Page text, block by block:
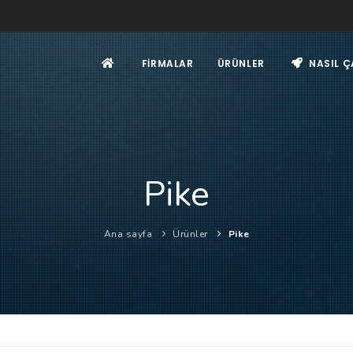
FIRMALAR ÜRÜNLER NASIL
Pike
Ana sayfa Ürünler Pike